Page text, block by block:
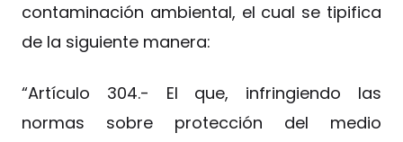
contaminación ambiental, el cual se tipifica
de la siguiente manera:
“Artículo 304.- El que, infringiendo las
normas sobre protección del medio